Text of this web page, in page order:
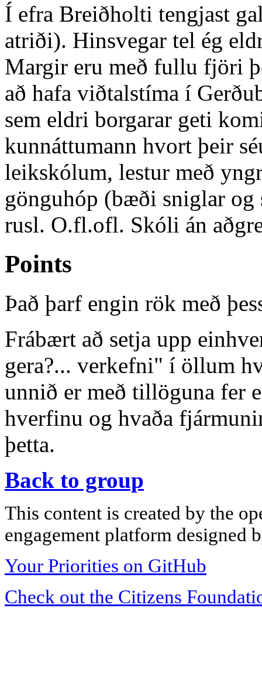
Í efra Breiðholti tengjast
atriði). Hinsvegar tel ég
Margir eru með fullu fjöri
að hafa viðtalstíma í
sem eldri borgarar geti
kunnáttumann hvort þeir
leikskólum, lestur með
gönguhóp (bæði sniglar
rusl. O.fl.ofl. Skóli án
Points
Það þarf engin rök með
Frábært að setja upp
gera?... verkefni" í öllum
unnið er með tillöguna fer
hverfinu og hvaða
þetta.
Back to group
This content is created by the
engagement platform designed
Your Priorities on GitHub
Check out the Citizens